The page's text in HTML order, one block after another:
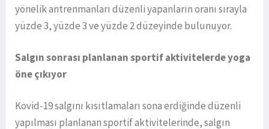
yönelik antrenmanları düzenli yapanların oranı sırayla
yüzde 3, yüzde 3 ve yüzde 2 düzeyinde bulunuyor.
Salgın sonrası planlanan sportif aktivitelerde yoga
öne çıkıyor
Kovid-19 salgını kısıtlamaları sona erdiğinde düzenli
yapılması planlanan sportif aktivitelerinde, salgın